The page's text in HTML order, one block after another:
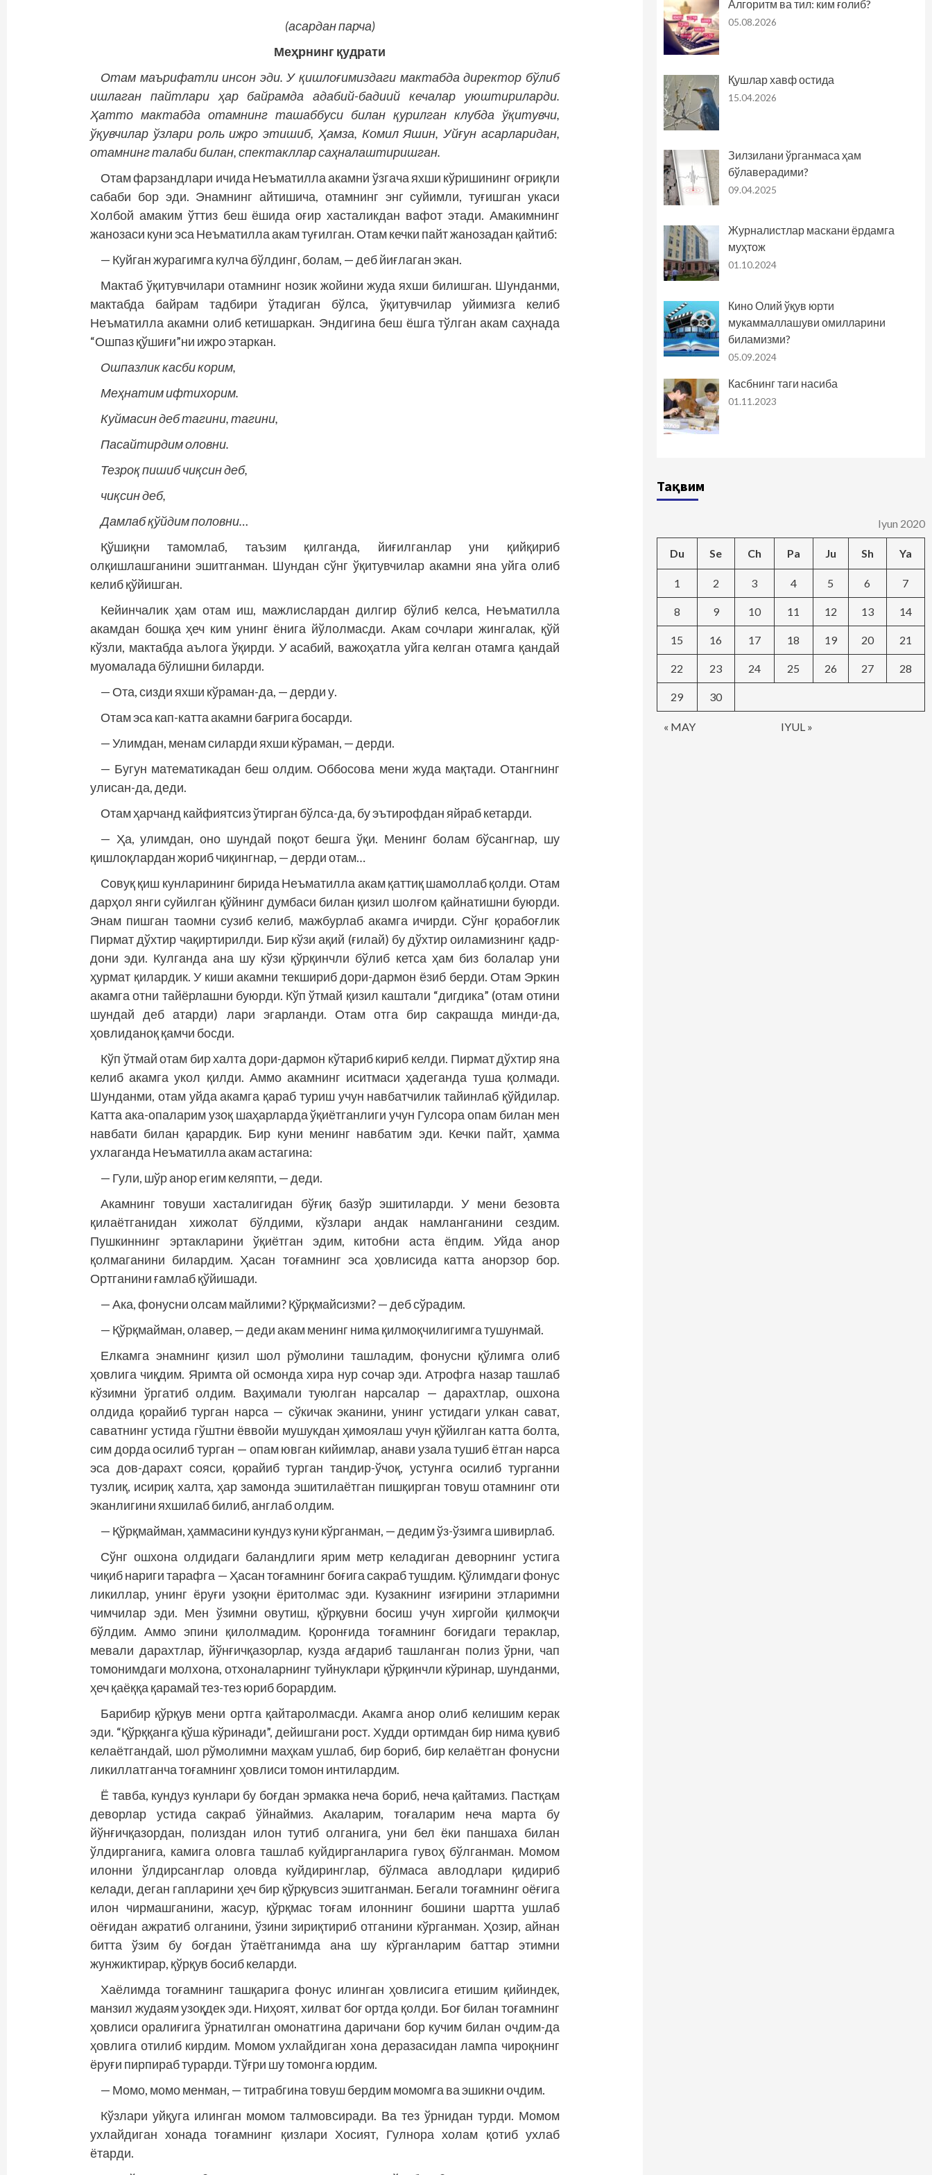
(асардан парча)
Меҳрнинг қудрати
Отам маърифатли инсон эди. У қишлоғимиздаги мактабда директор бўлиб
ишлаган пайтлари ҳар байрамда адабий-бадиий кечалар уюштириларди.
Ҳатто мактабда отамнинг ташаббуси билан қурилган клубда ўқитувчи,
ўқувчилар ўзлари роль ижро этишиб, Ҳамза, Комил Яшин, Уйғун асарларидан,
отамнинг талаби билан, спектакллар саҳналаштиришган.
Отам фарзандлари ичида Неъматилла акамни ўзгача яхши кўришининг оғриқли
сабаби бор эди. Энамнинг айтишича, отамнинг энг суйимли, туғишган укаси
Холбой амаким ўттиз беш ёшида оғир хасталикдан вафот этади. Амакимнинг
жанозаси куни эса Неъматилла акам туғилган. Отам кечки пайт жанозадан қайтиб:
— Куйган журагимга кулча бўлдинг, болам, — деб йиғлаган экан.
Мактаб ўқитувчилари отамнинг нозик жойини жуда яхши билишган. Шунданми,
мактабда байрам тадбири ўтадиган бўлса, ўқитувчилар уйимизга келиб
Неъматилла акамни олиб кетишаркан. Эндигина беш ёшга тўлган акам саҳнада
“Ошпаз қўшиғи”ни ижро этаркан.
Ошпазлик касби корим,
Меҳнатим ифтихорим.
Куймасин деб тагини, тагини,
Пасайтирдим оловни.
Тезроқ пишиб чиқсин деб,
чиқсин деб,
Дамлаб қўйдим половни…
Қўшиқни тамомлаб, таъзим қилганда, йиғилганлар уни қийқириб
олқишлашганини эшитганман. Шундан сўнг ўқитувчилар акамни яна уйга олиб
келиб қў­йишган.
Кейинчалик ҳам отам иш, мажлислардан дилгир бўлиб келса, Неъматилла
акамдан бош­­қа ҳеч ким унинг ёнига йўлолмасди. Акам сочлари жингалак, қўй
кўзли, мактабда аълога ўқирди. У асабий, важоҳатла уйга келган отамга қандай
муомалада бўлишни биларди.
— Ота, сизди яхши кўраман-да, — дерди у.
Отам эса кап-катта акамни бағрига босарди.
— Улимдан, менам силарди яхши кўраман, — дерди.
— Бугун математикадан беш олдим. Оббосова мени жуда мақтади. Отангнинг
улисан-да, деди.
Отам ҳарчанд кайфиятсиз ўтирган бўлса-да, бу эътирофдан яйраб кетарди.
— Ҳа, улимдан, оно шундай поқот бешга ўқи. Менинг болам бўсангнар, шу
қишлоқлардан жориб чиқингнар, — дерди отам…
Совуқ қиш кунларининг бирида Неъматилла акам қаттиқ шамоллаб қолди. Отам
дарҳол янги суйилган қўйнинг думбаси билан қизил шолғом қайнатишни буюрди.
Энам пишган таомни сузиб келиб, мажбурлаб акамга ичирди. Сўнг қорабоғлик
Пирмат дўхтир чақиртирилди. Бир кўзи ақий (ғилай) бу дўхтир оиламизнинг қадр­
дони эди. Кулганда ана шу кўзи қўрқинч­­ли бўлиб кетса ҳам биз болалар уни
ҳурмат қилардик. У киши акамни текшириб дори-дармон ёзиб берди. Отам Эркин
акамга отни тайёрлашни буюрди. Кўп ўтмай қизил каштали “дигдика” (отам отини
шундай деб атарди) лари эгарланди. Отам отга бир сакрашда минди-да,
ҳовлиданоқ қамчи босди.
Кўп ўтмай отам бир халта дори-дармон кўтариб кириб келди. Пирмат дўхтир яна
келиб акамга укол қилди. Аммо акамнинг иситмаси ҳадеганда туша қолмади.
Шунданми, отам уйда акамга қараб туриш учун нав­батчилик тайин­лаб қўйдилар.
Катта ака-опа­ларим узоқ шаҳарларда ўқиётганлиги учун Гулсора опам билан мен
навбати билан қарардик. Бир куни менинг навбатим эди. Кечки пайт, ҳамма
ухлаганда Неъматилла акам астагина:
— Гули, шўр анор егим кел­япти, — деди.
Акамнинг товуши хасталигидан бўғиқ базўр эшитиларди. У мени безовта
қилаётганидан хижолат бўлдими, кўзлари андак намланганини сездим.
Пушкиннинг эртакларини ўқиётган эдим, китобни аста ёпдим. Уйда анор
қолмаганини билардим. Ҳасан тоғамнинг эса ҳовлисида катта анорзор бор.
Ортганини ғамлаб қўйишади.
— Ака, фонусни олсам майлими? Қўрқмайсизми? — деб сўрадим.
— Қўрқмайман, олавер, — деди акам менинг нима қилмоқчилигимга тушунмай.
Елкамга энамнинг қизил шол рўмолини ташладим, фонусни қўлимга олиб
ҳовлига чиқдим. Яримта ой осмонда хира нур сочар эди. Атрофга назар ташлаб
кўзимни ўргатиб олдим. Ваҳимали туюлган нарсалар — дарахтлар, ошхона
олдида қорайиб турган нарса — сўкичак эканини, унинг устидаги улкан сават,
саватнинг устида гўштни ёввойи мушукдан ҳимоялаш учун қўйилган катта болта,
сим дорда осилиб турган — опам ювган ки­йимлар, анави узала тушиб ётган нарса
эса дов-дарахт сояси, қорайиб турган тандир-ўчоқ, устунга осилиб турганни
тузлиқ, исириқ халта, ҳар замонда эшитилаётган пишқирган товуш отамнинг оти
эканлигини яхшилаб билиб, анг­лаб олдим.
— Қўрқмайман, ҳаммасини кундуз куни кўрганман, — дедим ўз-ўзимга шивирлаб.
Сўнг ошхона олдидаги баландлиги ярим метр келадиган деворнинг устига
чиқиб нариги тарафга — Ҳасан тоғамнинг боғига сакраб тушдим. Қўлимдаги фонус
ликиллар, унинг ёруғи узоқни ёритолмас эди. Кузакнинг изғирини этларимни
чимчилар эди. Мен ўзимни овутиш, қўрқувни босиш учун хиргойи қилмоқчи
бўлдим. Аммо эпини қилолмадим. Қоронғида тоғамнинг боғидаги тераклар,
мевали дарахтлар, йўнғичқазорлар, кузда ағдариб ташланган полиз ўрни, чап
томонимдаги молхона, отхоналарнинг туйнуклари қўрқинчли кўринар, шунданми,
ҳеч қаёққа қарамай тез-тез юриб борардим.
Барибир қўрқув мени ортга қайтаролмасди. Акамга анор олиб келишим керак
эди. “Қўрққанга қўша кўринади”, дейишгани рост. Худди ортимдан бир нима қувиб
келаётгандай, шол рўмолимни маҳкам ушлаб, бир бориб, бир келаётган фонусни
ликиллатганча тоғамнинг ҳовлиси томон интилардим.
Ё тавба, кундуз кунлари бу боғдан эрмакка неча бориб, неча қайтамиз. Пастқам
деворлар устида сакраб ўйнаймиз. Акаларим, тоғаларим неча марта бу
йўнғичқазордан, полиздан илон тутиб олганига, уни бел ёки паншаха билан
ўлдирганига, камига оловга ташлаб куйдирганларига гувоҳ бўлганман. Момом
илонни ўлдирсанглар оловда куйдиринг­лар, бўлмаса авлодлари қидириб
келади, деган гапларини ҳеч бир қўрқувсиз эшитганман. Бегали тоғамнинг оёғига
илон чирмашганини, жасур, қўрқмас тоғам илоннинг бошини шартта ушлаб
оёғидан ажратиб олганини, ўзини зириқтириб отганини кўрганман. Ҳозир, айнан
битта ўзим бу боғдан ўтаётганимда ана шу кўрганларим баттар этимни
жунжиктирар, қўрқув босиб келарди.
Хаёлимда тоғамнинг ташқарига фонус илинган ҳовлисига етишим қийиндек,
манзил жудаям узоқдек эди. Ниҳоят, хилват боғ ортда қолди. Боғ билан тоғамнинг
ҳовлиси оралиғига ўрнатилган омонатгина даричани бор кучим билан очдим-да
ҳовлига отилиб кирдим. Момом ухлайдиган хона деразасидан лампа чироқнинг
ёруғи пирпираб турарди. Тўғри шу томонга юрдим.
— Момо, момо менман, — тит­рабгина товуш бердим момомга ва эшикни очдим.
Кўзлари уйқуга илинган момом талмовсиради. Ва тез ўрнидан турди. Момом
ухлайдиган хонада тоғамнинг қизлари Хосият, Гулнора холам қотиб ухлаб
ётарди.
Алгоритм ва тил: ким ғолиб?
05.08.2026
Қушлар хавф остида
15.04.2026
Зилзилани ўрганмаса ҳам
бўлаверадими?
09.04.2025
Журналистлар маскани ёрдамга
муҳтож
01.10.2024
Кино Олий ўқув юрти
мукаммаллашуви омилларини
биламизми?
05.09.2024
Касбнинг таги насиба
01.11.2023
Тақвим
Iyun 2020
Du Se Ch Pa Ju Sh Ya
« MAY IYUL »
1 2 3 4 5 6 7
8 9 10 11 12 13 14
15 16 17 18 19 20 21
22 23 24 25 26 27 28
29 30